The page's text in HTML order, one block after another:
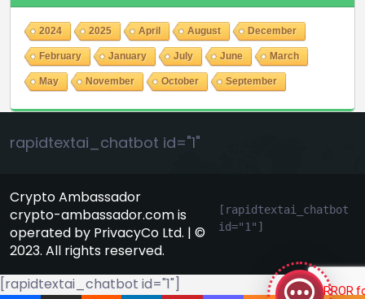
2024 2025 April August December
February January July June March
May November October September
rapidtextai_chatbot id="1"
Crypto Ambassador
crypto-ambassador.com is
operated by PrivacyCo Ltd. | ©
2023. All rights reserved.
[rapidtextai_chatbot
id="1"]
GeekyBot
[rapidtextai_chatbot id="1"]